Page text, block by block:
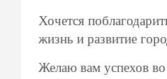
Хочется
жизнь и развитие
Желаю вам успехов во